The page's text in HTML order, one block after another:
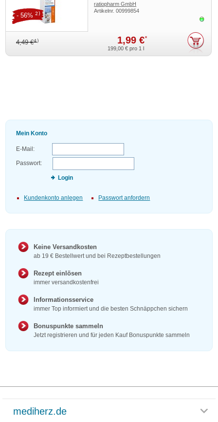
ratiopharm GmbH
Artikelnr.00999854
4,49 €4) 1,99 €*
- 56% 2)
199,00 € pro 1 l
Mein Konto
E-Mail:
Passwort:
Login
Kundenkonto anlegen Passwort anfordern
Keine Versandkosten
ab 19 € Bestellwert und bei Rezeptbestellungen
Rezept einlösen
immer versandkostenfrei
Informationsservice
immer Top informiert und die besten Schnäppchen sichern
Bonuspunkte sammeln
Jetzt registrieren und für jeden Kauf Bonuspunkte sammeln
mediherz.de